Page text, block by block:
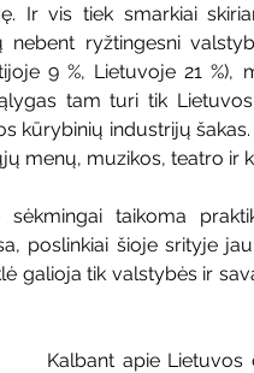
Ir vis tiek smarkiai
ryžtingesni
9 %, Lietuvoje 21
tam turi tik
kūrybinių industrijų
menų, muzikos, teatro ir
taikoma
poslinkiai šioje srityje
galioja tik valstybės ir
Kalbant apie Lietuvos